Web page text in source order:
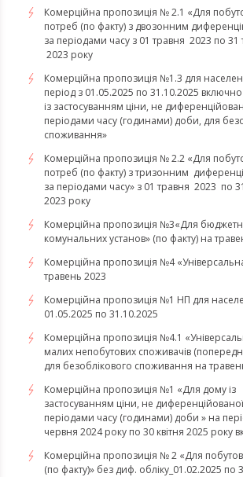
Комерційна пропозиція № 2.1 «Для
потреб (по факту) з двозонним
за періодами часу з 01 травня 2023 по 31
2023 року
Комерційна пропозиція №1.3 для
період з 01.05.2025 по 31.10.2025
із застосуванням ціни, не
періодами часу (годинами) доби, для
споживання»
Комерційна пропозиція № 2.2 «Для
потреб (по факту) з тризонним
за періодами часу» з 01 травня 2023 по
2023 року
​​​​​​​Комерційна пропозиція №3«Для
комунальних установ» (по факту) на
Комерційна пропозиція №4
травень 2023
Комерційна пропозиція №1 НП для
01.05.2025 по 31.10.2025
Комерційна пропозиція №4.1
малих непобутових споживачів
для безоблікового споживання на
Комерційна пропозиція №1 «Для дому із
застосуванням ціни, не
періодами часу (годинами) доби » на
червня 2024 року по 30 квітня 2025 року
Комерційна пропозиція № 2 «Для
(по факту)» без диф. обліку_01.02.2025 по